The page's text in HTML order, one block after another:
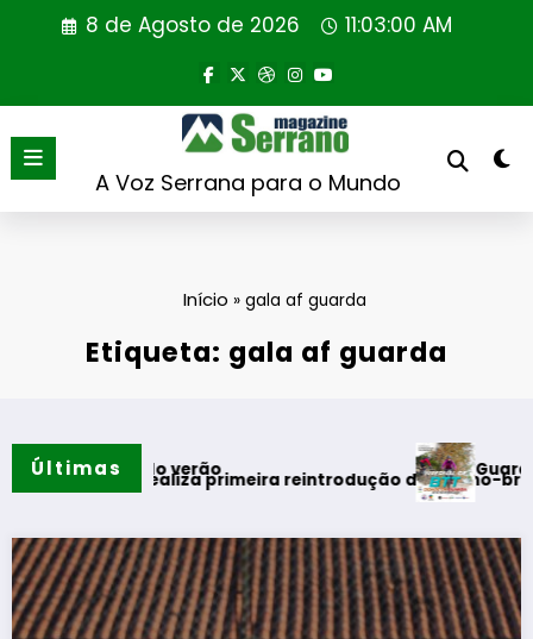
8 de Agosto de 2026 11:03:01 AM
A Voz Serrana para o Mundo
Início » gala af guarda
Etiqueta: gala af guarda
Últimas
do verão
realiza primeira reintrodução de coelho-bravo em
Guarda desafia